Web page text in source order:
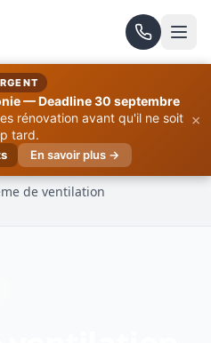
— Deadline 30 septembre
rénovation avant qu'il ne soit
tard.
En savoir plus →
×
de ventilation